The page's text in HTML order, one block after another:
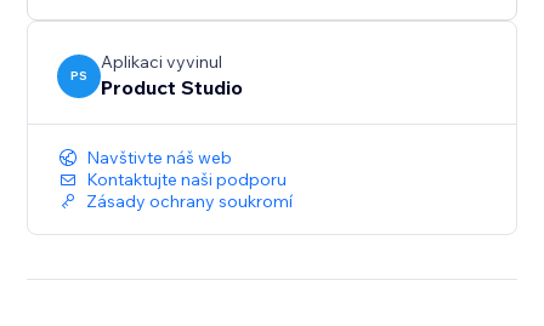
PS
Aplikaci vyvinul
Product Studio
Navštivte náš web
Kontaktujte naši podporu
Zásady ochrany soukromí